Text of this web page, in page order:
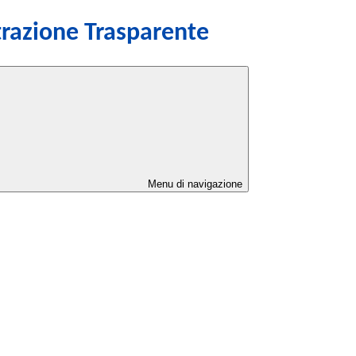
Trasparente
Menu di navigazione